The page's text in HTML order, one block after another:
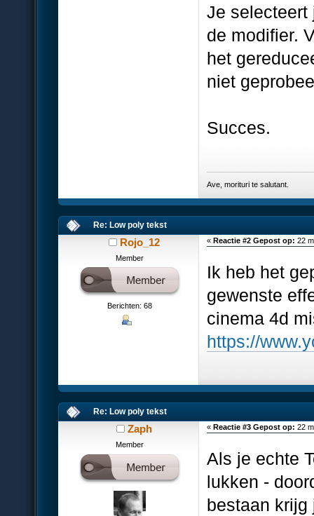
Je selecteert
de modifier.
het
niet
Succes.
Ave, morituri te salutant.
Re: Low poly tekst
Rojo_12
Member
Berichten: 68
« Reactie #2 Gepost op: 22
Ik heb het
gewenste
cinema 4d
https://
Re: Low poly tekst
Zaph
Member
« Reactie #3 Gepost op: 22
Als je echte
lukken -
bestaan krijg